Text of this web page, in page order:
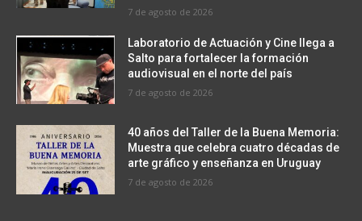
7 de agosto de 2026
Laboratorio de Actuación y Cine llega a
Salto para fortalecer la formación
audiovisual en el norte del país
7 de agosto de 2026
40 años del Taller de la Buena Memoria:
Muestra que celebra cuatro décadas de
arte gráfico y enseñanza en Uruguay
7 de agosto de 2026